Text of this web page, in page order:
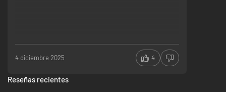
4 diciembre 2025 4
Reseñas recientes